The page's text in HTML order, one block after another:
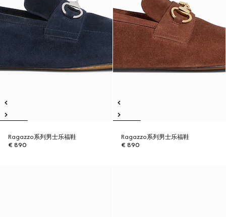
Ragazzo系列男士乐福鞋
€ 890
Ragazzo系列男士乐福鞋
€ 890